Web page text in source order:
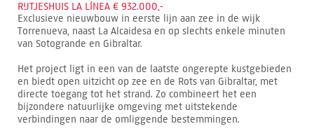
RIJTJESHUIS LA LÍNEA € 932.000,-
Exclusieve nieuwbouw in eerste lijn aan zee in de wijk
Torrenueva, naast La Alcaidesa en op slechts enkele minuten
van Sotogrande en Gibraltar.
Het project ligt in een van de laatste ongerepte kustgebieden
en biedt open uitzicht op zee en de Rots van Gibraltar, met
directe toegang tot het strand. Zo combineert het een
bijzondere natuurlijke omgeving met uitstekende
verbindingen naar de omliggende bestemmingen.